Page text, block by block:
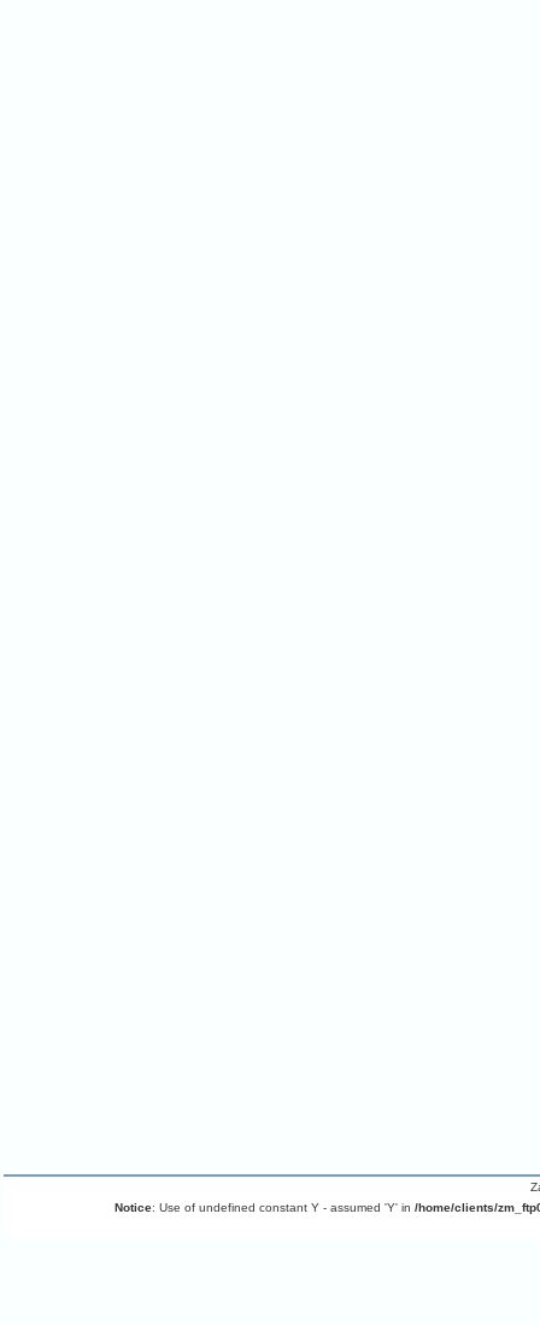
Notice: Use of undefined constant Y - assumed 'Y' in /home/clients/